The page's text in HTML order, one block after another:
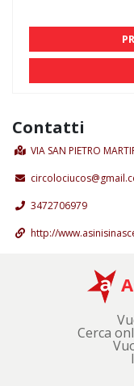
Contatti
VIA SAN PIETRO
3472706979
http://
Cerca